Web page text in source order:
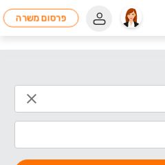
פרסום משרה